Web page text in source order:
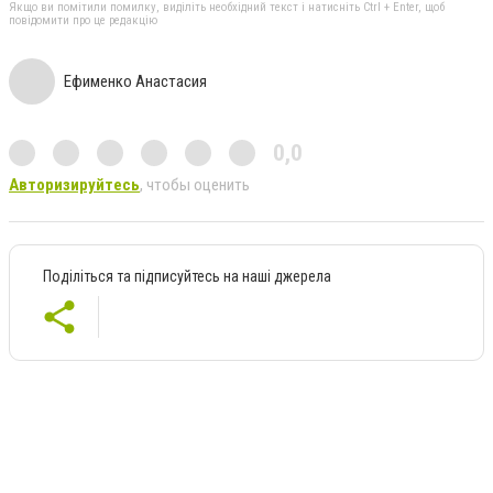
Якщо ви помітили помилку, виділіть необхідний текст і натисніть Ctrl + Enter, щоб
повідомити про це редакцію
Ефименко Анастасия
0,0
Авторизируйтесь, чтобы оценить
Поділіться та підписуйтесь на наші джерела